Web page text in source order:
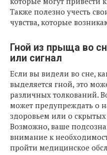
Также полезно учесть
чувства, которые
Гной из прыща во
или сигнал
Если вы видели во сне,
выделяется гной, это
различных толкований.
может предупреждать о
здоровьем или о
Возможно, ваше
внимание к
пройти медицинское